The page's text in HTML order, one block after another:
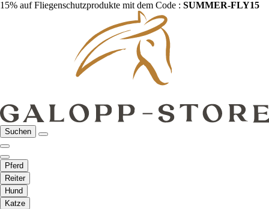
15% auf Fliegenschutzprodukte mit dem Code : SUMMER-FLY15
Suchen
Pferd
Reiter
Hund
Katze